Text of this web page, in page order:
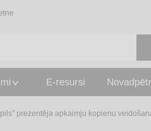
E-resursi
prezentēja apkaimju kopienu